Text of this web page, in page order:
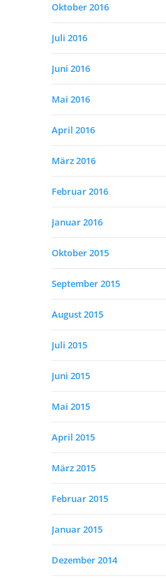
Oktober 2016
Juli 2016
Juni 2016
Mai 2016
April 2016
März 2016
Februar 2016
Januar 2016
Oktober 2015
September 2015
August 2015
Juli 2015
Juni 2015
Mai 2015
April 2015
März 2015
Februar 2015
Januar 2015
Dezember 2014